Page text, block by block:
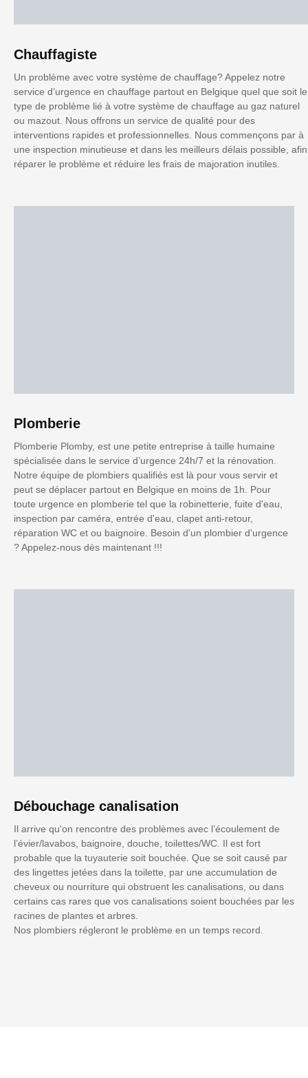
Chauffagiste
Un problème avec votre système de chauffage? Appelez notre
service d’urgence en chauffage partout en Belgique quel que soit le
type de problème lié à votre système de chauffage au gaz naturel
ou mazout. Nous offrons un service de qualité pour des
interventions rapides et professionnelles. Nous commençons par à
une inspection minutieuse et dans les meilleurs délais possible, afin
réparer le problème et réduire les frais de majoration inutiles.
Plomberie
Plomberie Plomby, est une petite entreprise à taille humaine
spécialisée dans le service d’urgence 24h/7 et la rénovation.
Notre équipe de plombiers qualifiés est là pour vous servir et
peut se déplacer partout en Belgique en moins de 1h. Pour
toute urgence en plomberie tel que la robinetterie, fuite d'eau,
inspection par caméra, entrée d'eau, clapet anti-retour,
réparation WC et ou baignoire. Besoin d'un plombier d'urgence
? Appelez-nous dès maintenant !!!
Débouchage canalisation
Il arrive qu'on rencontre des problèmes avec l’écoulement de
l’évier/lavabos, baignoire, douche, toilettes/WC. Il est fort
probable que la tuyauterie soit bouchée. Que se soit causé par
des lingettes jetées dans la toilette, par une accumulation de
cheveux ou nourriture qui obstruent les canalisations, ou dans
certains cas rares que vos canalisations soient bouchées par les
racines de plantes et arbres.
Nos plombiers régleront le problème en un temps record.